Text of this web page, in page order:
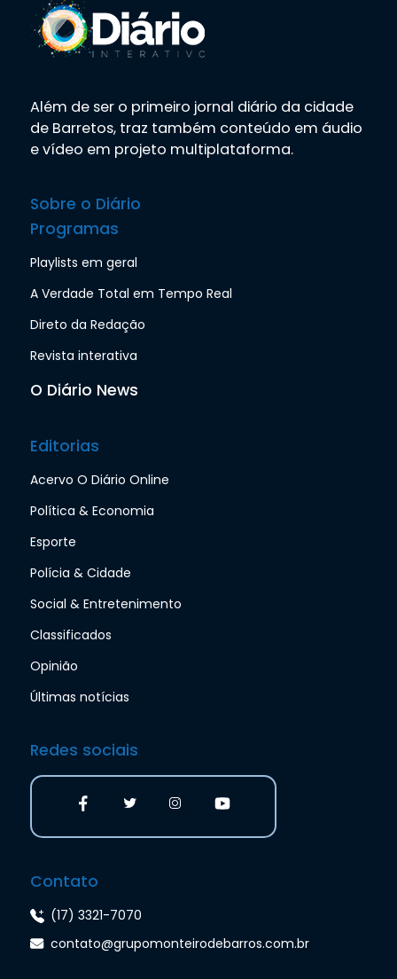
Além de ser o primeiro jornal diário da cidade
de Barretos, traz também conteúdo em áudio
e vídeo em projeto multiplataforma.
Sobre o Diário
Programas
Playlists em geral
A Verdade Total em Tempo Real
Direto da Redação
Revista interativa
O Diário News
Editorias
Acervo O Diário Online
Política & Economia
Esporte
Polícia & Cidade
Social & Entretenimento
Classificados
Opinião
Últimas notícias
Redes sociais
Contato
(17) 3321-7070
contato@grupomonteirodebarros.com.br